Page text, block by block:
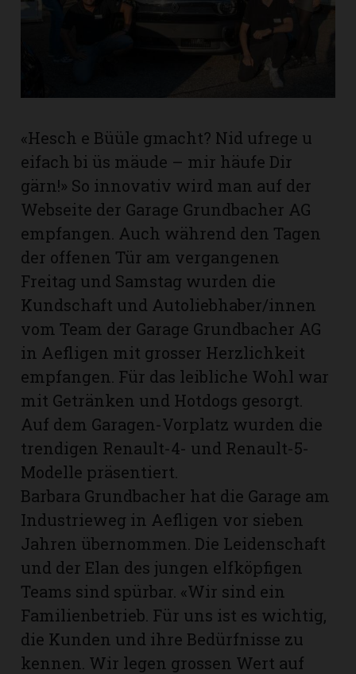
«Hesch e Büüle gmacht? Nid ufrege u
eifach bi üs mäude – mir häufe Dir
gärn!» So innovativ wird man auf der
Webseite der Garage Grundbacher AG
empfangen. Auch während den Tagen
der offenen Tür am vergangenen
Freitag und Samstag wurden die
Kundschaft und Autoliebhaber/innen
vom Team der Garage Grundbacher AG
in Aefligen mit grosser Herzlichkeit
empfangen. Für das leibliche Wohl war
mit Getränken und Hotdogs gesorgt.
Auf dem Garagen-Vorplatz wurden die
trendigen Renault-4- und Renault-5-
Modelle präsentiert.
Barbara Grundbacher hat die Garage am
Industrieweg in Aefligen vor sieben
Jahren übernommen. Die Leidenschaft
und der Elan des jungen elfköpfigen
Teams sind spürbar. «Wir sind ein
Familienbetrieb. Für uns ist es wichtig,
die Kunden und ihre Bedürfnisse zu
kennen. Wir legen grossen Wert auf